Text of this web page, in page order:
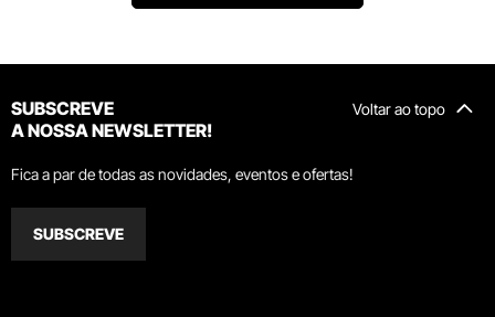
Voltar ao topo
SUBSCREVE
A NOSSA NEWSLETTER!
Fica a par de todas as novidades, eventos e ofertas!
SUBSCREVE